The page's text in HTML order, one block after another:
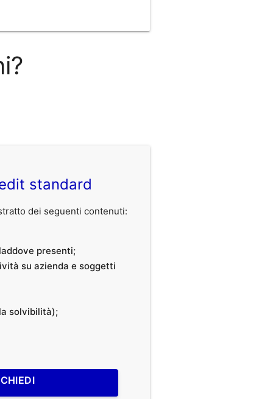
standard
dei seguenti contenuti:
presenti;
su azienda e soggetti
solvibilità);